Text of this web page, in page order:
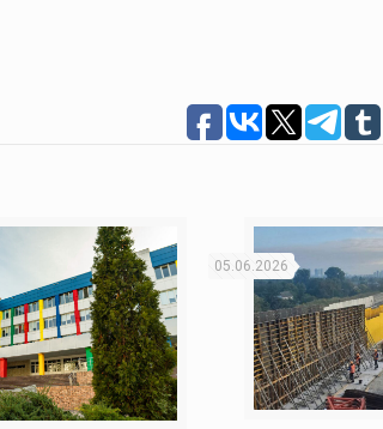
05.06.2026